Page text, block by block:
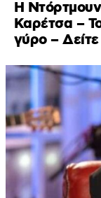
Η
Καρέτσα –
γύρο –